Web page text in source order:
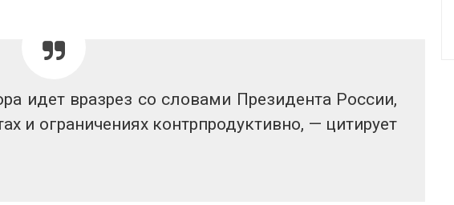
идет вразрез со словами Президента России,
и ограничениях контрпродуктивно, — цитирует